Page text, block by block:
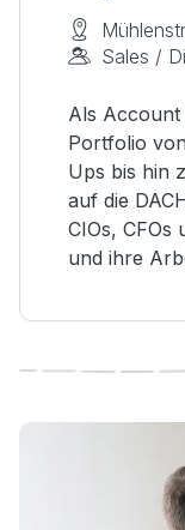
Sales /
Als Account
Portfolio
Ups bis hin
auf die
CIOs, CFOs
und ihre